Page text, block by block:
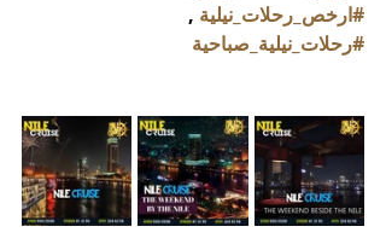
#ارخص_رحلات_نيلية ,
#رحلات_نيلية_صباحية